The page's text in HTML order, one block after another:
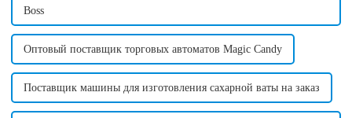
Boss
Оптовый поставщик торговых автоматов Magic Candy
Поставщик машины для изготовления сахарной ваты на заказ